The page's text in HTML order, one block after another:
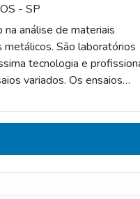
- SP
análise de materiais
São laboratórios
tecnologia e
variados. Os ensaios
e procedimentos